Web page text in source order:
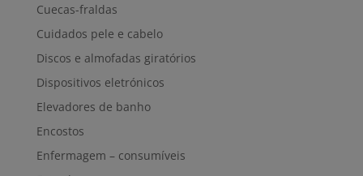
Cuecas-fraldas
Cuidados pele e cabelo
Discos e almofadas giratórios
Dispositivos eletrónicos
Elevadores de banho
Encostos
Enfermagem – consumíveis